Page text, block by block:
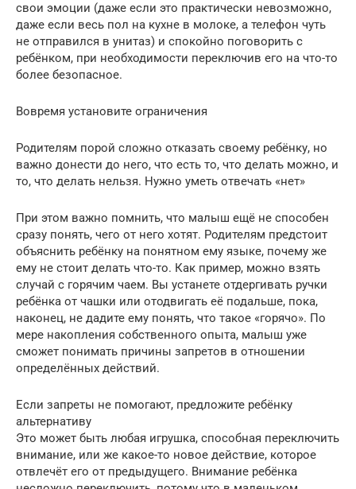
свои эмоции (даже если это практически невозможно,
даже если весь пол на кухне в молоке, а телефон чуть
не отправился в унитаз) и спокойно поговорить с
ребёнком, при необходимости переключив его на что-то
более безопасное.
Вовремя установите ограничения
Родителям порой сложно отказать своему ребёнку, но
важно донести до него, что есть то, что делать можно, и
то, что делать нельзя. Нужно уметь отвечать «нет»
При этом важно помнить, что малыш ещё не способен
сразу понять, чего от него хотят. Родителям предстоит
объяснить ребёнку на понятном ему языке, почему же
ему не стоит делать что-то. Как пример, можно взять
случай с горячим чаем. Вы устанете отдергивать ручки
ребёнка от чашки или отодвигать её подальше, пока,
наконец, не дадите ему понять, что такое «горячо». По
мере накопления собственного опыта, малыш уже
сможет понимать причины запретов в отношении
определённых действий.
Если запреты не помогают, предложите ребёнку
альтернативу
Это может быть любая игрушка, способная переключить
внимание, или же какое-то новое действие, которое
отвлечёт его от предыдущего. Внимание ребёнка